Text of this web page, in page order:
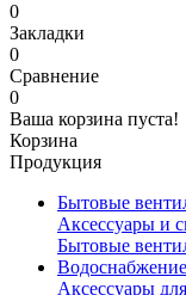
0
Закладки
0
Сравнение
0
Ваша корзина пуста!
Корзина
Продукция
Бытовые
Аксессуары и
Бытовые
Аксессуары